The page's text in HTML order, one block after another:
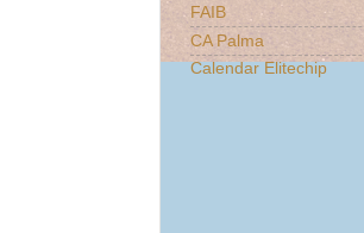
FAIB
CA Palma
Calendar Elitechip